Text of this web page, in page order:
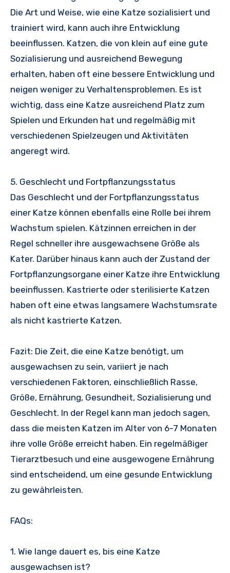
Die Art und Weise, wie eine Katze sozialisiert und
trainiert wird, kann auch ihre Entwicklung
beeinflussen. Katzen, die von klein auf eine gute
Sozialisierung und ausreichend Bewegung
erhalten, haben oft eine bessere Entwicklung und
neigen weniger zu Verhaltensproblemen. Es ist
wichtig, dass eine Katze ausreichend Platz zum
Spielen und Erkunden hat und regelmäßig mit
verschiedenen Spielzeugen und Aktivitäten
angeregt wird.
5. Geschlecht und Fortpflanzungsstatus
Das Geschlecht und der Fortpflanzungsstatus
einer Katze können ebenfalls eine Rolle bei ihrem
Wachstum spielen. Kätzinnen erreichen in der
Regel schneller ihre ausgewachsene Größe als
Kater. Darüber hinaus kann auch der Zustand der
Fortpflanzungsorgane einer Katze ihre Entwicklung
beeinflussen. Kastrierte oder sterilisierte Katzen
haben oft eine etwas langsamere Wachstumsrate
als nicht kastrierte Katzen.
Fazit: Die Zeit, die eine Katze benötigt, um
ausgewachsen zu sein, variiert je nach
verschiedenen Faktoren, einschließlich Rasse,
Größe, Ernährung, Gesundheit, Sozialisierung und
Geschlecht. In der Regel kann man jedoch sagen,
dass die meisten Katzen im Alter von 6-7 Monaten
ihre volle Größe erreicht haben. Ein regelmäßiger
Tierarztbesuch und eine ausgewogene Ernährung
sind entscheidend, um eine gesunde Entwicklung
zu gewährleisten.
FAQs:
1. Wie lange dauert es, bis eine Katze
ausgewachsen ist?